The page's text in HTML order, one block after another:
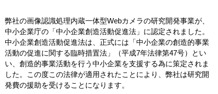
所在地
採用情報
弊社の画像認識処理内蔵一体型Webカメラの研究開発事業が、
中小企業庁の「中小企業創造活動促進法」に認定されました。
中小企業創造活動促進法は、正式には「中小企業の創造的事業
活動の促進に関する臨時措置法」（平成7年法律第47号）とい
い、創造的事業活動を行う中小企業を支援する為に策定されま
した。この度この法律が適用されたことにより、弊社は研究開
発費の援助を受けることになります。